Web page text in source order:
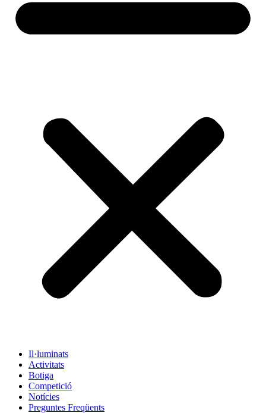
Il·luminats
Activitats
Botiga
Competició
Notícies
Preguntes Freqüents